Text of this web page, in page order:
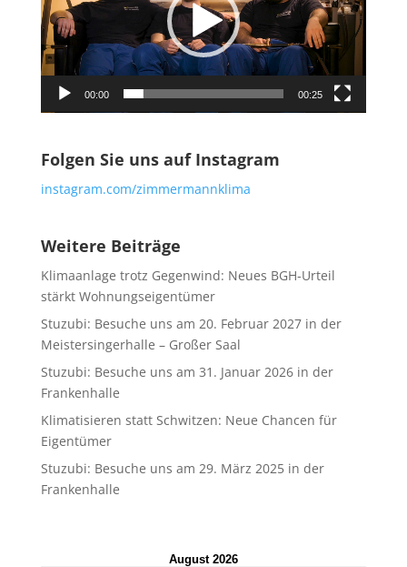
00:00 00:25
Folgen Sie uns auf Instagram
instagram.com/zimmermannklima
Weitere Beiträge
Klimaanlage trotz Gegenwind: Neues BGH-Urteil
stärkt Wohnungseigentümer
Stuzubi: Besuche uns am 20. Februar 2027 in der
Meistersingerhalle – Großer Saal
Stuzubi: Besuche uns am 31. Januar 2026 in der
Frankenhalle
Klimatisieren statt Schwitzen: Neue Chancen für
Eigentümer
Stuzubi: Besuche uns am 29. März 2025 in der
Frankenhalle
August 2026